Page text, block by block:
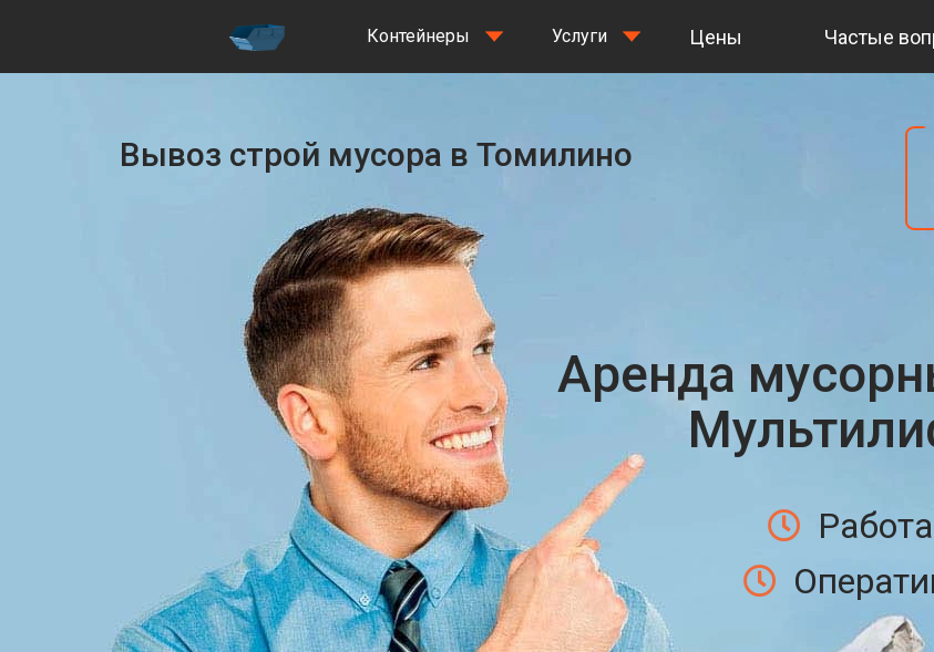
Контейнеры Услуги Цены Частые
Вывоз строй мусора в Томилино
Аренда